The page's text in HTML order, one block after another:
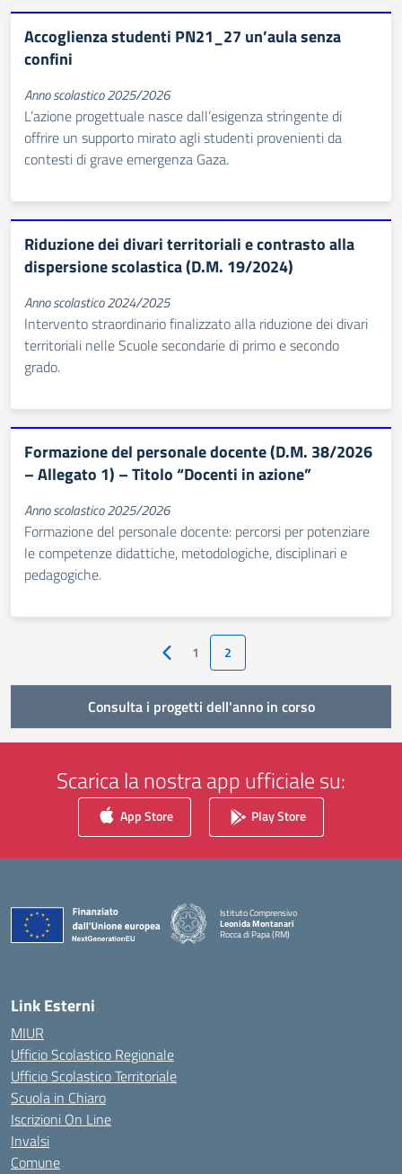
Accoglienza studenti PN21_27 un’aula senza
confini
Anno scolastico 2025/2026
L’azione progettuale nasce dall’esigenza stringente di
offrire un supporto mirato agli studenti provenienti da
contesti di grave emergenza Gaza.
Riduzione dei divari territoriali e contrasto alla
dispersione scolastica (D.M. 19/2024)
Anno scolastico 2024/2025
Intervento straordinario finalizzato alla riduzione dei divari
territoriali nelle Scuole secondarie di primo e secondo
grado.
Formazione del personale docente (D.M. 38/2026
– Allegato 1) – Titolo “Docenti in azione”
Anno scolastico 2025/2026
Formazione del personale docente: percorsi per potenziare
le competenze didattiche, metodologiche, disciplinari e
pedagogiche.
Pagina precedente
1 2
Consulta i progetti dell'anno in corso
Scarica la nostra app ufficiale su:
App Store Play Store
Istituto Comprensivo
Leonida Montanari
Rocca di Papa (RM)
— Visita la pagina iniziale della scuola
Link Esterni
MIUR
Ufficio Scolastico Regionale
Ufficio Scolastico Territoriale
Scuola in Chiaro
Iscrizioni On Line
Invalsi
Comune